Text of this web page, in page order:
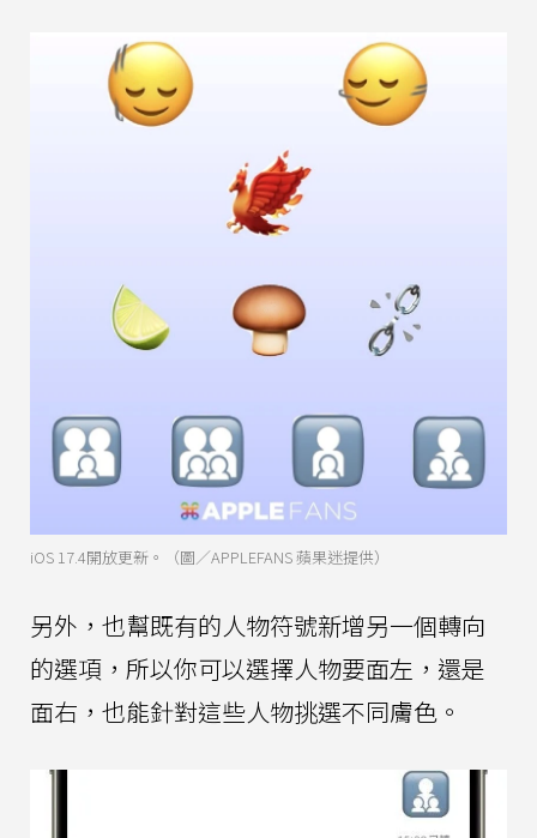
iOS 17.4開放更新。（圖／APPLEFANS 蘋果迷提供）
另外，也幫既有的人物符號新增另一個轉向
的選項，所以你可以選擇人物要面左，還是
面右，也能針對這些人物挑選不同膚色。